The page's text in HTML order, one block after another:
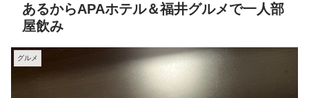
あるからAPAホテル＆福井グルメで一人部
屋飲み
グルメ